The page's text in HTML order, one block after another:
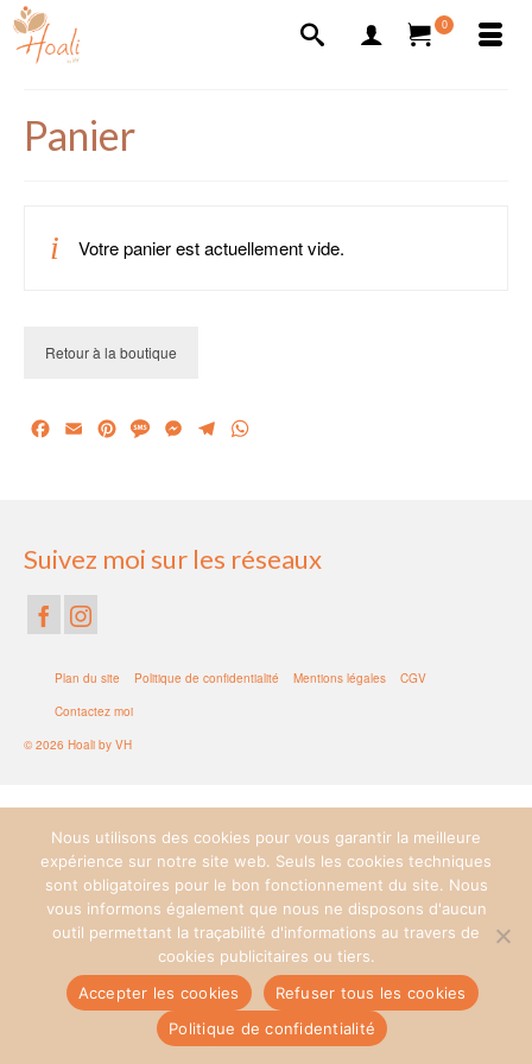
0
Panier
Votre panier est actuellement vide.
Retour à la boutique
Facebook
EmailPinterestMessageMessenger
Telegram
Suivez moi sur les réseaux
Plan du site Politique de confidentialité Mentions légales
CGV
Contactez moi
© 2026 Hoali by VH
Nous utilisons des cookies pour vous garantir la meilleure
expérience sur notre site web. Seuls les cookies techniques
sont obligatoires pour le bon fonctionnement du site. Nous
vous informons également que nous ne disposons d'aucun
outil permettant la traçabilité d'informations au travers de
cookies publicitaires ou tiers.
Accepter les cookies
Refuser tous les cookies
Politique de confidentialité